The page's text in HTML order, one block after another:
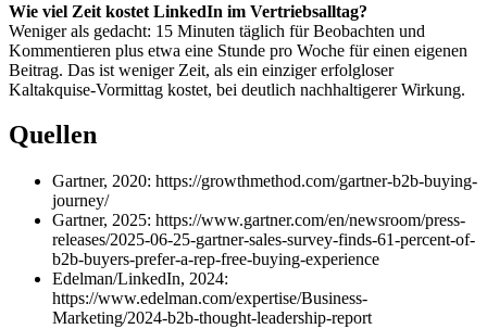
Wie viel Zeit kostet LinkedIn im Vertriebsalltag?
Weniger als gedacht: 15 Minuten täglich für Beobachten und
Kommentieren plus etwa eine Stunde pro Woche für einen eigenen
Beitrag. Das ist weniger Zeit, als ein einziger erfolgloser
Kaltakquise-Vormittag kostet, bei deutlich nachhaltigerer Wirkung.
Quellen
Gartner, 2020: https://growthmethod.com/gartner-b2b-buying-
journey/
Gartner, 2025: https://www.gartner.com/en/newsroom/press-
releases/2025-06-25-gartner-sales-survey-finds-61-percent-of-
b2b-buyers-prefer-a-rep-free-buying-experience
Edelman/LinkedIn, 2024:
https://www.edelman.com/expertise/Business-
Marketing/2024-b2b-thought-leadership-report